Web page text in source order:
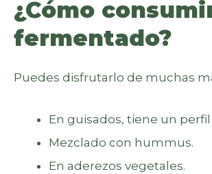
¿Cómo
fermentado?
Puedes disfrutarlo de muchas
En guisados, tiene un
Mezclado con hummus.
En aderezos vegetales.